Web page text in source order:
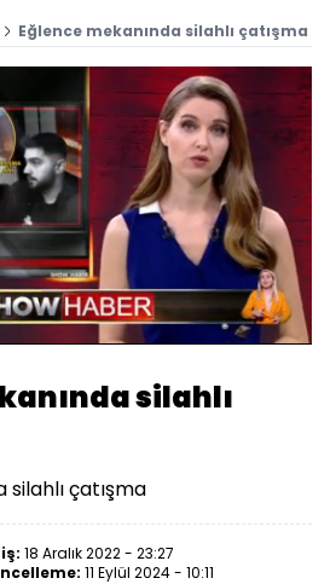
Eğlence mekanında silahlı çatışma
:
Oynatma
Hızı
silahlı
silahlı çatışma
18 Aralık 2022 - 23:27
11 Eylül 2024 - 10:11